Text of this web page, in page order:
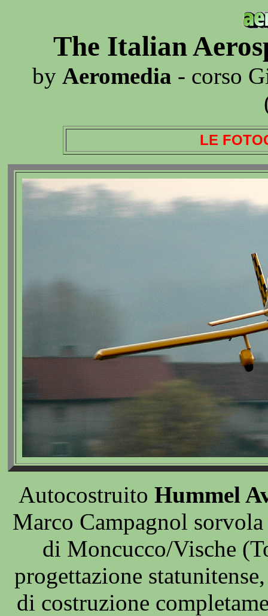
The Italian
by Aeromedia - corso
LE
Autocostruito Hummel
Marco Campagnol
di Moncucco/Vische
progettazione
di costruzione